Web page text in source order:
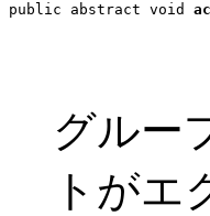
public abstract void
グルー
トがエ